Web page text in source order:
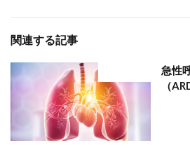
関連する記事
急性
（